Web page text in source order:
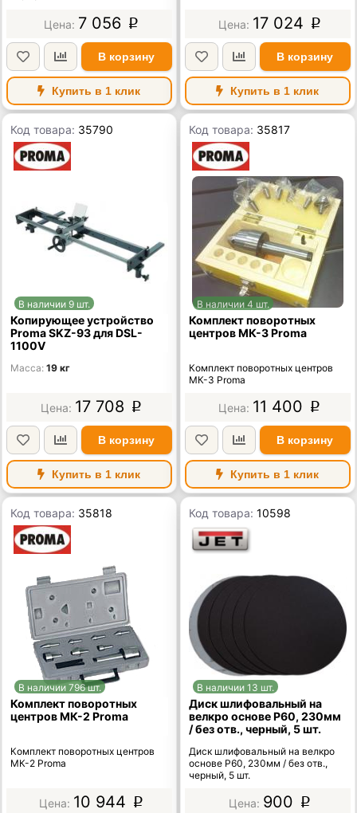
7 056 p
В корзину
Купить в 1 клик
17 024 p
В корзину
Купить в 1 клик
Код товара: 35790
В наличии 9 шт.
Копирующее устройство
Proma SKZ-93 для DSL-
1100V
Масса 19 кг
17 708 p
В корзину
Купить в 1 клик
Код товара: 35817
В наличии 4 шт.
Комплект поворотных
центров МК-3 Proma
Комплект поворотных центров
МК-3 Proma
11 400 p
В корзину
Купить в 1 клик
Код товара: 35818
В наличии 796 шт.
Комплект поворотных
центров МК-2 Proma
Комплект поворотных центров
МК-2 Proma
10 944 p
Код товара:10598
В наличии 13 шт.
Диск шлифовальный на
велкро основе P60, 230мм
/ без отв., черный, 5 шт.
Диск шлифовальный на велкро
основе P60, 230мм / без отв.,
черный, 5 шт.
900 p